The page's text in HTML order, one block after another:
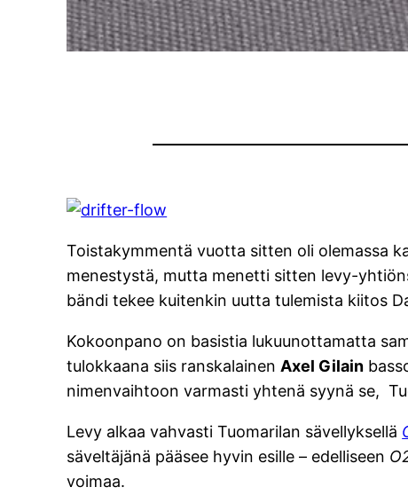
Toistakymmentä vuotta sitten oli olemassa
menestystä, mutta menetti sitten levy-
bändi tekee kuitenkin uutta tulemista kiitos
Kokoonpano on basistia lukuunottamatta
tulokkaana siis ranskalainen Axel Gilain
nimenvaihtoon varmasti yhtenä syynä se,
Levy alkaa vahvasti Tuomarilan sävellyksellä
säveltäjänä pääsee hyvin esille – edelliseen
voimaa.